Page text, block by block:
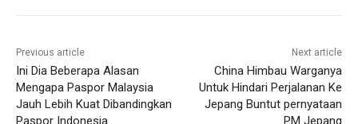
Previous article
Ini Dia Beberapa Alasan
Mengapa Paspor Malaysia
Jauh Lebih Kuat Dibandingkan
Paspor Indonesia
Next article
China Himbau Warganya
Untuk Hindari Perjalanan Ke
Jepang Buntut pernyataan
PM Jepang